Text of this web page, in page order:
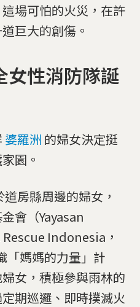
場可怕的火災，在許
巨大的創傷。
女性消防隊誕
婆羅洲 的婦女決定挺
園。
房縣周邊的婦女，
會（Yayasan
Indonesia，
「媽媽的力量」計
女，積極參與雨林的
期巡邏、即時撲滅火